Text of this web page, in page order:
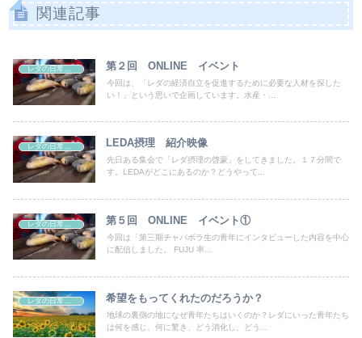
関連記事
第２回 ONLINE イベント
今回は、「レダの経済自立を促進するために必要な人材を探した
い！」という思いで企画しています。水産・...
LEDA摂理 紹介映像
先日ある集会で「レダ摂理の啓蒙」をしてきました。１７分間で
す。LEDAがどこにあるのか？どうやって...
第５回 ONLINE イベント①
今回は「第三期チャパボラ生の青年にインタビューした内容を中心
に配信しました。 FUJU 率...
レダの日常、日本の非日常 希望をもってくれたのだろうか？
地球の裏側の地になぜ青年たちはいくのか？レダにいった青年たち
は何を感じ、何に驚き、どう消化し、どう...